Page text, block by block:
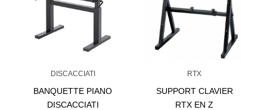
DISCACCIATI
BANQUETTE PIANO
DISCACCIATI
RTX
SUPPORT CLAVIER
RTX EN Z